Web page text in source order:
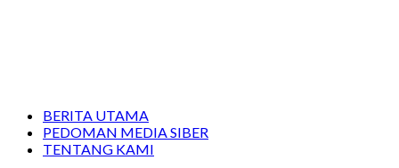
BERITA UTAMA
PEDOMAN MEDIA SIBER
TENTANG KAMI